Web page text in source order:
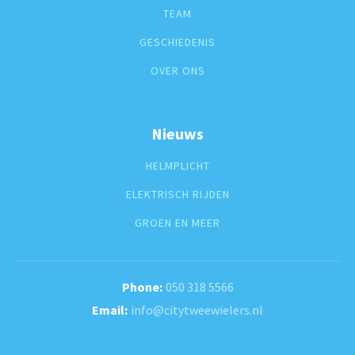
TEAM
GESCHIEDENIS
OVER ONS
Nieuws
HELMPLICHT
ELEKTRISCH RIJDEN
GROEN EN MEER
050 318 5566
info@citytweewielers.nl